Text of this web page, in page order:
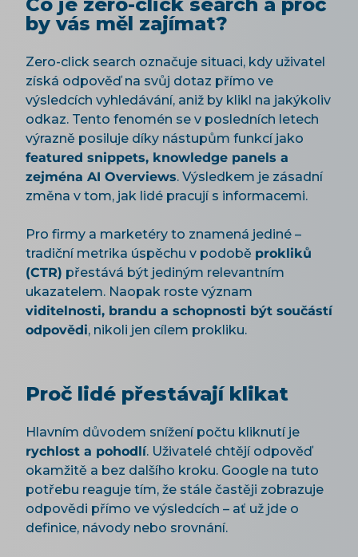
by vás měl zajímat?
Zero-click search označuje situaci, kdy uživatel
získá odpověď na svůj dotaz přímo ve
výsledcích vyhledávání, aniž by klikl na jakýkoliv
odkaz. Tento fenomén se v posledních letech
výrazně posiluje díky nástupům funkcí jako
featured snippets, knowledge panels a
zejména AI Overviews. Výsledkem je zásadní
změna v tom, jak lidé pracují s informacemi.
Pro firmy a marketéry to znamená jediné –
tradiční metrika úspěchu v podobě prokliků
(CTR) přestává být jediným relevantním
ukazatelem. Naopak roste význam
viditelnosti, brandu a schopnosti být součástí
odpovědi, nikoli jen cílem prokliku.
Proč lidé přestávají klikat
Hlavním důvodem snížení počtu kliknutí je
rychlost a pohodlí. Uživatelé chtějí odpověď
okamžitě a bez dalšího kroku. Google na tuto
potřebu reaguje tím, že stále častěji zobrazuje
odpovědi přímo ve výsledcích – ať už jde o
definice, návody nebo srovnání.